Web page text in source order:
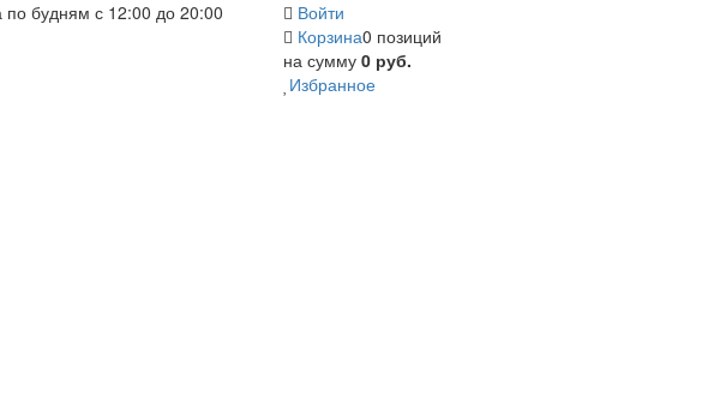
по будням с 12:00 до 20:00
Войти
Корзина0 позиций
на сумму 0 руб.
Избранное